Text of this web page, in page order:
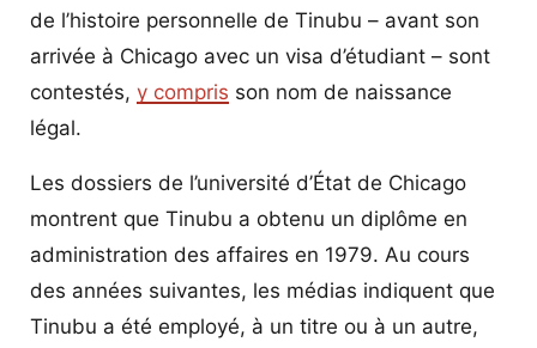
de l’histoire personnelle de Tinubu – avant son
arrivée à Chicago avec un visa d’étudiant – sont
contestés, y compris son nom de naissance
légal.
Les dossiers de l’université d’État de Chicago
montrent que Tinubu a obtenu un diplôme en
administration des affaires en 1979. Au cours
des années suivantes, les médias indiquent que
Tinubu a été employé, à un titre ou à un autre,